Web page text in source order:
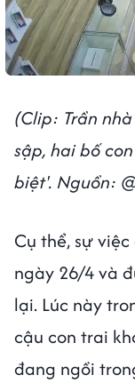
(Clip: Trần
sập, hai bố
biệt'. Nguồn:
Cụ thể, sự
ngày 26/4 và
lại. Lúc này
cậu con trai
đang ngồi